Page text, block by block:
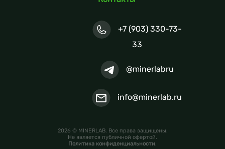
+7 (903) 330-73-
33
@minerlabru
info@minerlab.ru
2026 © MINERLAB. Все права защищены.
Не является публичной офертой.
Политика конфиденциальности.